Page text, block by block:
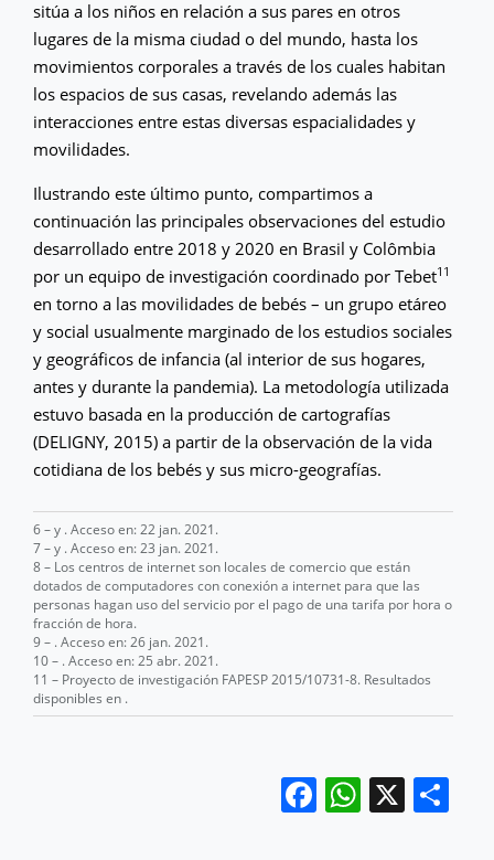
sitúa a los niños en relación a sus pares en otros
lugares de la misma ciudad o del mundo, hasta los
movimientos corporales a través de los cuales habitan
los espacios de sus casas, revelando además las
interacciones entre estas diversas espacialidades y
movilidades.
Ilustrando este último punto, compartimos a
continuación las principales observaciones del estudio
desarrollado entre 2018 y 2020 en Brasil y Colômbia
por un equipo de investigación coordinado por Tebet11
en torno a las movilidades de bebés – un grupo etáreo
y social usualmente marginado de los estudios sociales
y geográficos de infancia (al interior de sus hogares,
antes y durante la pandemia). La metodología utilizada
estuvo basada en la producción de cartografías
(DELIGNY, 2015) a partir de la observación de la vida
cotidiana de los bebés y sus micro-geografías.
6 –y . Acceso en: 22 jan. 2021.
7 –y . Acceso en: 23 jan. 2021.
8 – Los centros de internet son locales de comercio que están
dotados de computadores con conexión a internet para que las
personas hagan uso del servicio por el pago de una tarifa por hora o
fracción de hora.
9 – . Acceso en: 26 jan. 2021.
10 – . Acceso en: 25 abr. 2021.
11 – Proyecto de investigación FAPESP 2015/10731-8. Resultados
disponibles en .
Facebook
X